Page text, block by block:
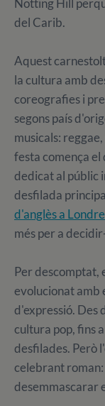
Notting Hill
del Carib.
Aquest
la cultura amb
coreografies i
segons país
musicals:
festa comença el
dedicat al públic
desfilada
d'anglès a
més per a
Per descomptat,
evolucionat amb
d'expressió. Des
cultura pop, fins
desfilades. Però
celebrant
desemmascarar